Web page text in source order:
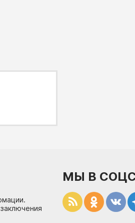
МЫ В